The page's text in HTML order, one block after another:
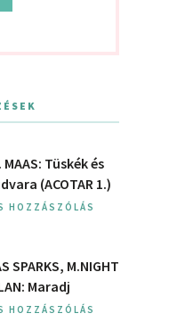
MAAS: Tüskék és
(ACOTAR 1.)
HOZZÁSZÓLÁS
SPARKS, M.NIGHT
Maradj
HOZZÁSZÓLÁS